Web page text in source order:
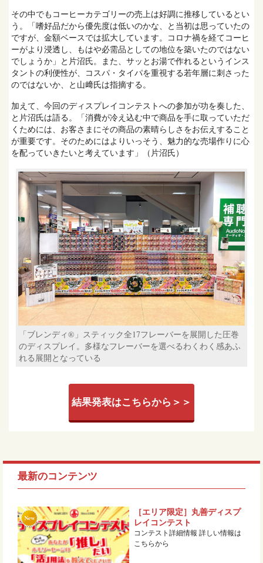
その中でもコーヒーカテゴリーの売上は好調に推移しているとい
う。「嗜好品だから優先度は低いのかな、と当初は思っていたの
ですが、金額ベースでは拡大しています。コロナ禍を経てコーヒ
ーがより浸透し、もはや必需品としての地位を築いたのではない
でしょうか」と片沼氏。また、サッとお湯で作れるというインス
タントの利便性が、コスパ・タイパを重視する若年層に刺さった
のではないか、と山﨑氏は指摘する。
加えて、今回のディスプレイコンテストへの参加が功を奏した、
と片沼氏は語る。「消費が冷え込む中で商品を手に取っていただ
くためには、お客さまにその商品の素晴らしさをお伝えすること
が重要です。そのためにはよりいっそう、魅力的な売場作りに心
を配っていきたいと考えています」（片沼氏）
「ブレンディ®」スティック全17フレーバーを展開した圧巻
のディスプレイ。多様なフレーバーを選べるわくわく感あふ
れる展開となっている
結果発表はこちらから＞＞
最新のコンテンツ
［エリア限定］丸善ディスプ
レイコンテスト
コンテスト詳細情報 詳しい情報は
こちらから